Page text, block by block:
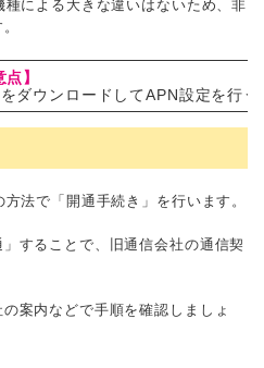
による大きな違いはないため、非
】
ダウンロードしてAPN設定を行
法で「開通手続き」を行います。
することで、旧通信会社の通信契
案内などで手順を確認しましょ